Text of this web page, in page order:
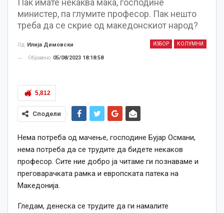
Пак имате некаква мака, господине
министер, па глумите професор. Пак нешто
треба да се скрие од македонскиот народ?
ИЗБОР КОЛУМНИ
Од Илија Димовски
Објавено 05/08/2023 18:18:58
5,812
Сподели
Нема потреба од мачење, господине Бујар Османи,
нема потреба да се трудите да бидете некаков
професор. Сите ние добро ја читаме ги познаваме и
преговарачката рамка и европската патека на
Македонија.
Гледам, денеска се трудите да ги намалите